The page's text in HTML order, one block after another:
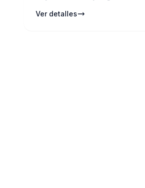
Ver detalles